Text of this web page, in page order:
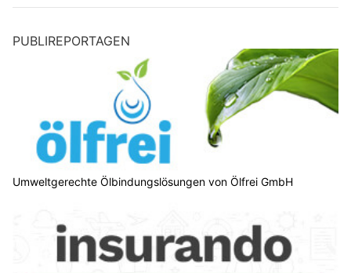
PUBLIREPORTAGEN
Umweltgerechte Ölbindungslösungen von Ölfrei GmbH